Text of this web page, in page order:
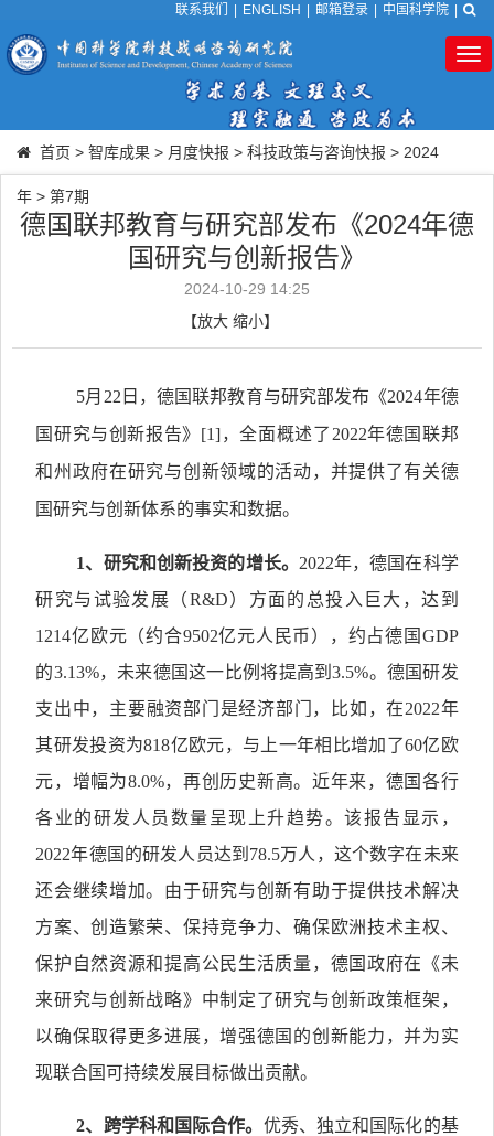
联系我们 ENGLISH 邮箱登录 中国科学院
首页 > 智库成果 > 月度快报 > 科技政策与咨询快报 > 2024
年 > 第7期
德国联邦教育与研究部发布《2024年德
国研究与创新报告》
2024-10-29 14:25
【放大 缩小】
5月22日，德国联邦教育与研究部发布《2024年德
国研究与创新报告》 [1]，全面概述了2022年德国联邦
和州政府在研究与创新领域的活动，并提供了有关德
国研究与创新体系的事实和数据。
1、研究和创新投资的增长。 2022年，德国在科学
研究与试验发展（R&D）方面的总投入巨大，达到
1214亿欧元（约合9502亿元人民币），约占德国GDP
的3.13%，未来德国这一比例将提高到3.5%。德国研发
支出中，主要融资部门是经济部门，比如，在2022年
其研发投资为818亿欧元，与上一年相比增加了60亿欧
元，增幅为8.0%，再创历史新高。近年来，德国各行
各业的研发人员数量呈现上升趋势。该报告显示，
2022年德国的研发人员达到78.5万人，这个数字在未来
还会继续增加。由于研究与创新有助于提供技术解决
方案、创造繁荣、保持竞争力、确保欧洲技术主权、
保护自然资源和提高公民生活质量，德国政府在《未
来研究与创新战略》中制定了研究与创新政策框架，
以确保取得更多进展，增强德国的创新能力，并为实
现联合国可持续发展目标做出贡献。
2、跨学科和国际合作。 优秀、独立和国际化的基